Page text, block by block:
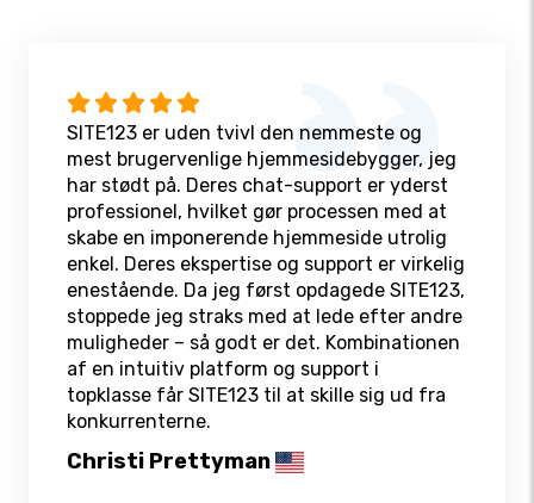
SITE123 er uden tvivl den nemmeste og
mest brugervenlige hjemmesidebygger, jeg
har stødt på. Deres chat-support er yderst
professionel, hvilket gør processen med at
skabe en imponerende hjemmeside utrolig
enkel. Deres ekspertise og support er virkelig
enestående. Da jeg først opdagede SITE123,
stoppede jeg straks med at lede efter andre
muligheder – så godt er det. Kombinationen
af en intuitiv platform og support i
topklasse får SITE123 til at skille sig ud fra
konkurrenterne.
Christi Prettyman